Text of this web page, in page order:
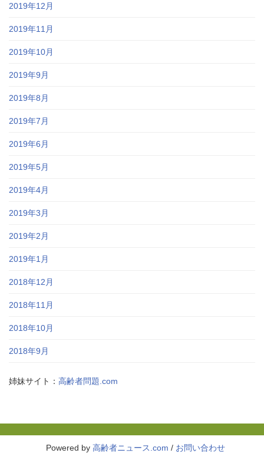
2019年12月
2019年11月
2019年10月
2019年9月
2019年8月
2019年7月
2019年6月
2019年5月
2019年4月
2019年3月
2019年2月
2019年1月
2018年12月
2018年11月
2018年10月
2018年9月
姉妹サイト： 高齢者問題.com
Powered by 高齢者ニュース.com / お問い合わせ